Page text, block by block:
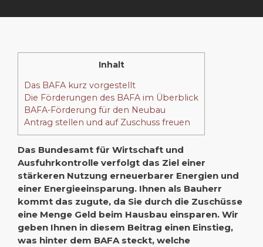
Inhalt
Das BAFA kurz vorgestellt
Die Förderungen des BAFA im Überblick
BAFA-Förderung für den Neubau
Antrag stellen und auf Zuschuss freuen
Das Bundesamt für Wirtschaft und
Ausfuhrkontrolle verfolgt das Ziel einer
stärkeren Nutzung erneuerbarer Energien und
einer Energieeinsparung. Ihnen als Bauherr
kommt das zugute, da Sie durch die Zuschüsse
eine Menge Geld beim Hausbau einsparen. Wir
geben Ihnen in diesem Beitrag einen Einstieg,
was hinter dem BAFA steckt, welche